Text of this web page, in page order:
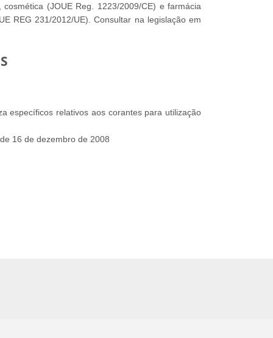
cosmética (JOUE Reg
1223/2009/CE) e farmácia
REG 231/2012/UE). Consultar na legislação em
específicos relativos aos corantes para utilização
16 de dezembro de 2008